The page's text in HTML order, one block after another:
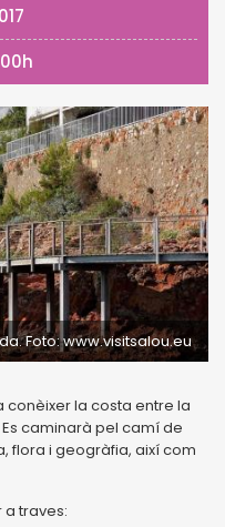
Foto: www.visitsalou.eu
conèixer la costa entre la
caminarà pel camí de
flora i geogràfia, així com
a traves: